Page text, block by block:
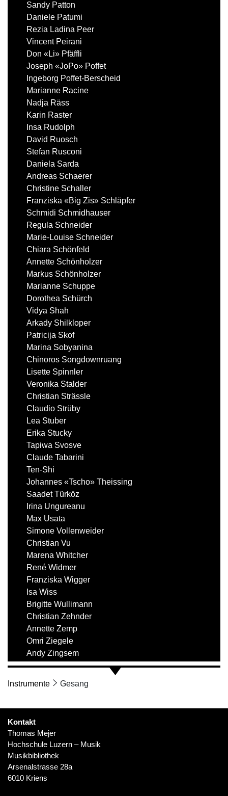
Sandy Patton
Daniele Patumi
Rezia Ladina Peer
Vincent Peirani
Don «Li» Pfäffli
Joseph «JoPo» Poffet
Ingeborg Poffet-Berscheid
Marianne Racine
Nadja Räss
Karin Raster
Insa Rudolph
David Ruosch
Stefan Rusconi
Daniela Sarda
Andreas Schaerer
Christine Schaller
Franziska «Big Zis» Schläpfer
Schmidi Schmidhauser
Regula Schneider
Marie-Louise Schneider
Chiara Schönfeld
Annette Schönholzer
Markus Schönholzer
Marianne Schuppe
Dorothea Schürch
Vidya Shah
Arkady Shilkloper
Patricija Skof
Marina Sobyanina
Chinoros Songdownruang
Lisette Spinnler
Veronika Stalder
Christian Strässle
Claudio Strüby
Lea Stuber
Erika Stucky
Tapiwa Svosve
Claude Tabarini
Ten-Shi
Johannes «Tscho» Theissing
Saadet Türköz
Irina Ungureanu
Max Usata
Simone Vollenweider
Christian Vu
Marena Whitcher
René Widmer
Franziska Wigger
Isa Wiss
Brigitte Wullimann
Christian Zehnder
Annette Zemp
Omri Ziegele
Andy Zingsem
Instrumente Gesang
Kontakt
Thomas Mejer
Hochschule Luzern – Musik
Musikbibliothek
Arsenalstrasse 28a
6010 Kriens